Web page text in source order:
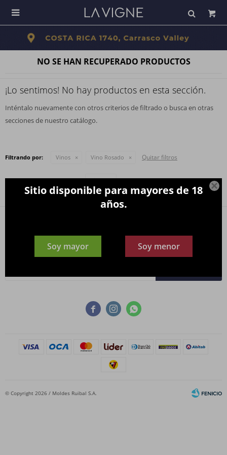

Sitio disponible para mayores de 18
años.
Soy mayor Soy menor

NO SE HAN RECUPERADO PRODUCTOS
¡Lo sentimos! No hay productos en esta sección.
Inténtalo nuevamente con otros criterios de filtrado o busca en otras
secciones de nuestro catálogo.
Filtrando por: Vinos Vino Rosado Quitar filtros
Te recomendamos quitar: Vinos
  
¡Suscribite y recibí todas nuestras novedades!
© Copyright 2026 / Moldes Ruibal S.A.